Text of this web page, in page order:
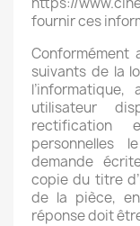
fournir ces
Conformément
suivants de la
utilisateur
rectification
personnelles
demande
copie du titre
de la pièce,
réponse doit